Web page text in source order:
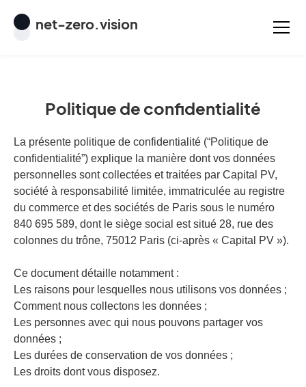
net-zero.vision
Politique de confidentialité
La présente politique de confidentialité (“Politique de
confidentialité”) explique la manière dont vos données
personnelles sont collectées et traitées par Capital PV,
société à responsabilité limitée, immatriculée au registre
du commerce et des sociétés de Paris sous le numéro
840 695 589, dont le siège social est situé 28, rue des
colonnes du trône, 75012 Paris (ci-après « Capital PV »).
Ce document détaille notamment :
Les raisons pour lesquelles nous utilisons vos données ;
Comment nous collectons les données ;
Les personnes avec qui nous pouvons partager vos
données ;
Les durées de conservation de vos données ;
Les droits dont vous disposez.